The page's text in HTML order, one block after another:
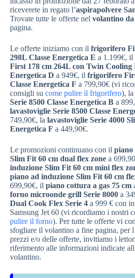
riceverete in regato l’aspirapolvere
Trovate tutte le offerte nel volantino
pagina.
Le offerte iniziamo con il frigorifero
298L Classe Energetica E a 1.199€, il
First 178 cm 264L con Twin Cooling
Energetica D a 949€, il frigorifero
Classe Energetica F a 799,90€ (vi
consigli su come pulire il frigorifero), la
Serie 8500 Classe Energetica B a
lavastoviglie Serie 8500 Classe
749,90€, la lavastoviglie Serie 4000
Energetica F a 449,90€.
Le promozioni continuano con il piano
Slim Fit 60 cm dual flex zone a
induzione Slim Fit 60 cm mini flex
piano ad induzione Slim Fit 60 cm
699,90€, il piano cottura a gas 75 cm
forno microonde grill Serie 8000 a
Dual Cook Flex Serie 4 a 999 € con
Samsung Jet 60 (vi ricordiamo i nostri
pulire il forno). Per tutte le offerte vi
sfogliare il volantino a fine pagina, per
prezzi e/o delle offerte, invitiamo i
riferimento alle informazioni indicate
volantino.